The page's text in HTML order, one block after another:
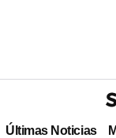
Últimas Noticias